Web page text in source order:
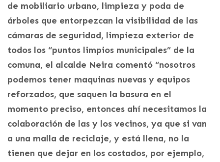
de mobiliario urbano, limpieza y poda de
árboles que entorpezcan la visibilidad de las
cámaras de seguridad, limpieza exterior de
todos los “puntos limpios municipales” de la
comuna, el alcalde Neira comentó “nosotros
podemos tener maquinas nuevas y equipos
reforzados, que saquen la basura en el
momento preciso, entonces ahí necesitamos la
colaboración de las y los vecinos, ya que si van
a una malla de reciclaje, y está llena, no la
tienen que dejar en los costados, por ejemplo,